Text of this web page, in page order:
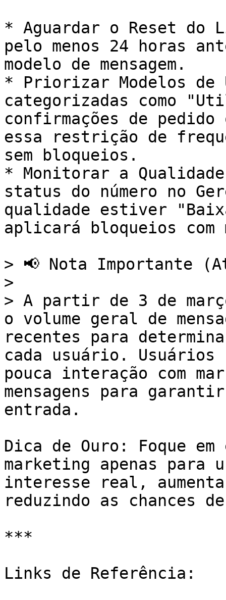
* Aguardar o Reset do
pelo menos 24 horas
modelo de mensagem.
* Priorizar Modelos de
categorizadas como
confirmações de pedido
essa restrição de
sem bloqueios.
* Monitorar a
status do número no
qualidade estiver
aplicará bloqueios
> 📢 Nota Importante
>
> A partir de 3 de
o volume geral de
recentes para
cada usuário. Usuários
pouca interação com
mensagens para
entrada.
Dica de Ouro: Foque em
marketing apenas para
interesse real,
reduzindo as chances
***
Links de Referência: